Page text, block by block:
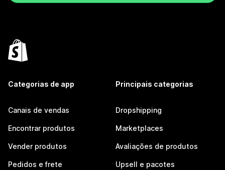
Categorias de app
Canais de vendas
Encontrar produtos
Vender produtos
Pedidos e frete
Principais categorias
Dropshipping
Marketplaces
Avaliações de produtos
Upsell e pacotes